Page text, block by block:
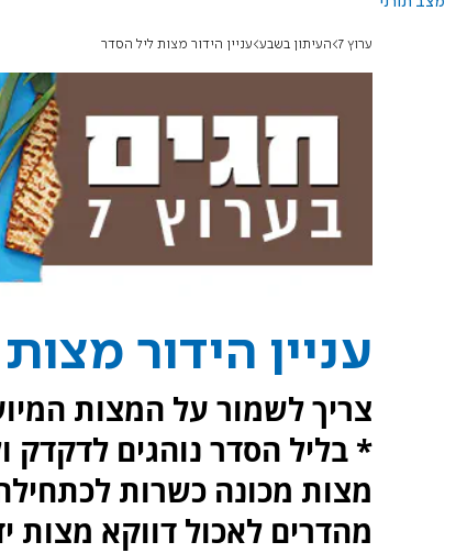
ערוץ 7 העיתון בשבע עניין הידור מצות ליל הסדר
עניין הידור
צריך לשמור על המצות
* בליל הסדר נוהגים
מצות מכונה כשרות
מהדרים לאכול דווקא מצות